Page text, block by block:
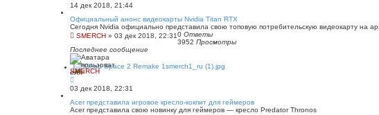
14 дек 2018, 21:44
Официальный анонс видеокарты Nvidia Titan RTX
Сегодня Nvidia официально представила свою топовую потребительскую видеокарту на
SMERCH » 03 дек 2018, 22:310 Ответы
3952 Просмотры
Последнее сообщение
SMERCH
03 дек 2018, 22:31
Acer представила игровое кресло-кокпит для геймеров
Acer представила свою новинку для геймеров — кресло Predator Thronos